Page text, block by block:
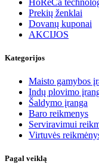
Prekių ženklai
Dovanų kuponai
AKCIJOS
Kategorijos
Maisto gamybos
Indų plovimo
Šaldymo įranga
Baro reikmenys
Serviravimui
Virtuvės
Pagal veiklą